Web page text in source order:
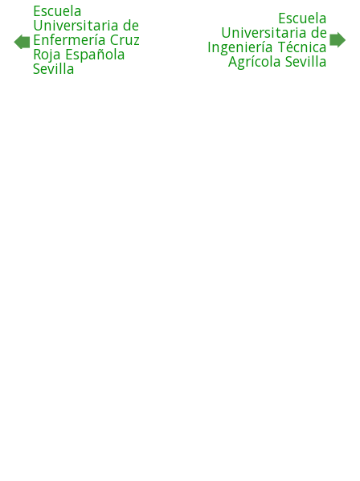
Escuela
Universitaria de
Enfermería Cruz
Roja Española
Sevilla
Escuela
Universitaria de
Ingeniería Técnica
Agrícola Sevilla